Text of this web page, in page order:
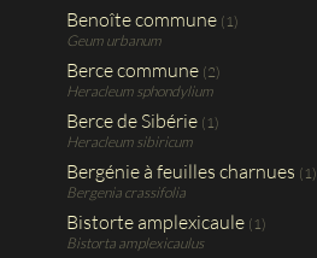
Benoîte commune (1)
Geum urbanum
Berce commune (2)
Heracleum sphondylium
Berce de Sibérie (1)
Heracleum sibiricum
Bergénie à feuilles charnues (1)
Bergenia crassifolia
Bistorte amplexicaule (1)
Bistorta amplexicaulus